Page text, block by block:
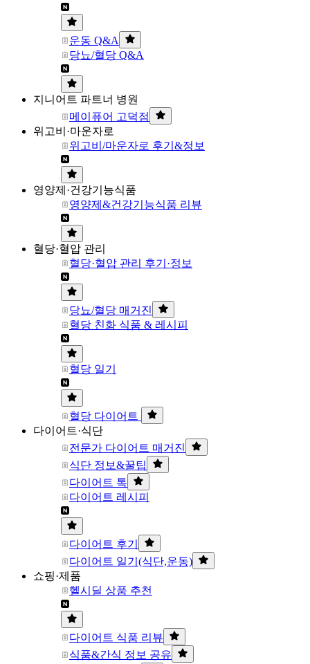
운동 Q&A
당뇨/혈당 Q&A
지니어트 파트너 병원
메이퓨어 고덕점
위고비·마운자로
위고비/마운자로 후기&정보
영양제·건강기능식품
영양제&건강기능식품 리뷰
혈당·혈압 관리
혈당·혈압 관리 후기·정보
당뇨/혈당 매거진
혈당 친화 식품 & 레시피
혈당 일기
혈당 다이어트
다이어트·식단
전문가 다이어트 매거진
식단 정보&꿀팁
다이어트 톡
다이어트 레시피
다이어트 후기
다이어트 일기(식단,운동)
쇼핑·제품
헬시딜 상품 추천
다이어트 식품 리뷰
식품&간식 정보 공유